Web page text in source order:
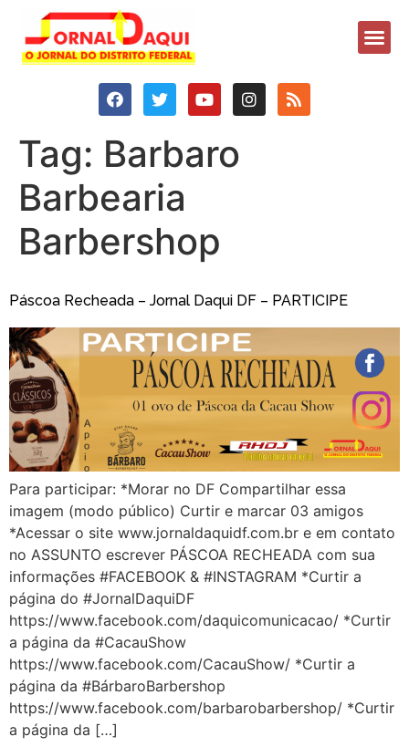
Tag: Barbaro
Barbearia
Barbershop
Páscoa Recheada – Jornal Daqui DF – PARTICIPE
Para participar: *Morar no DF Compartilhar essa
imagem (modo público) Curtir e marcar 03 amigos
*Acessar o site www.jornaldaquidf.com.br e em contato
no ASSUNTO escrever PÁSCOA RECHEADA com sua
informações #FACEBOOK & #INSTAGRAM *Curtir a
página do #JornalDaquiDF
https://www.facebook.com/daquicomunicacao/ *Curtir
a página da #CacauShow
https://www.facebook.com/CacauShow/ *Curtir a
página da #BárbaroBarbershop
https://www.facebook.com/barbarobarbershop/ *Curtir
a página da […]